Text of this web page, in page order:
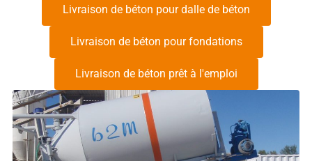
Livraison de béton pour dalle de béton
Livraison de béton pour fondations
Livraison de béton prêt à l'emploi